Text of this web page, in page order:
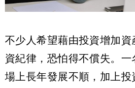
不少人希望藉由投資增加
資紀律，恐怕得不償失。
場上長年發展不順，加上